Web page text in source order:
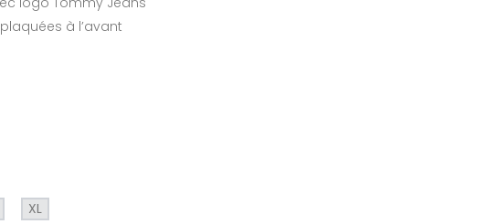
à l’avant
XL